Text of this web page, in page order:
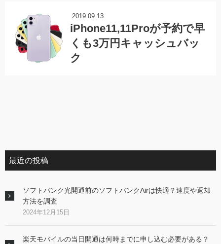
2019.09.13
iPhone11,11Proが予約で早
くも3万円キャッシュバッ
ク
最近の投稿
ソフトバンク光開通前のソフトバンクAirは快適？速度や返却
方法を調査
2024年12月15日
楽天モバイルの当日開通は何時までに申し込む必要がある？